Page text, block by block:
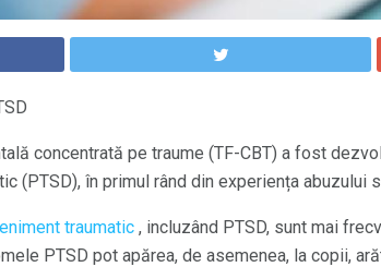
concentrată pe traume (TF-CBT) a fost
(PTSD), în primul rând din experiența abuzului
traumatic , incluzând PTSD, sunt mai
PTSD pot apărea, de asemenea, la copii,